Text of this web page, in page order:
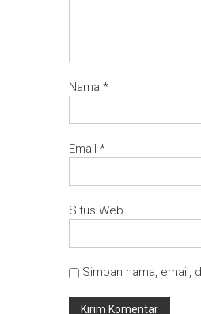
Nama *
Email *
Situs Web
Simpan nama, email,